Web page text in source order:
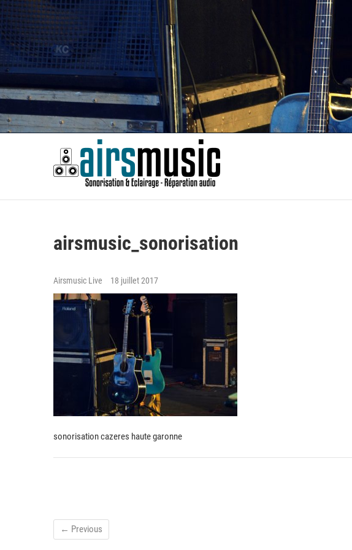
Skip
to
content
SONORISATION ÉVÈNEMENTS | RÉPARATION AUDIO
airsmusic_sonorisation
Airsmusic Live 18 juillet 2017
sonorisation cazeres haute garonne
← Previous